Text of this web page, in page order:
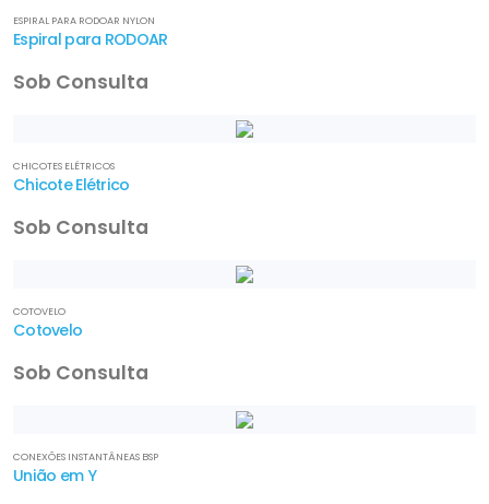
ESPIRAL PARA RODOAR NYLON
Espiral para RODOAR
Sob Consulta
CHICOTES ELÉTRICOS
Chicote Elétrico
Sob Consulta
COTOVELO
Cotovelo
Sob Consulta
CONEXÕES INSTANTÂNEAS BSP
União em Y